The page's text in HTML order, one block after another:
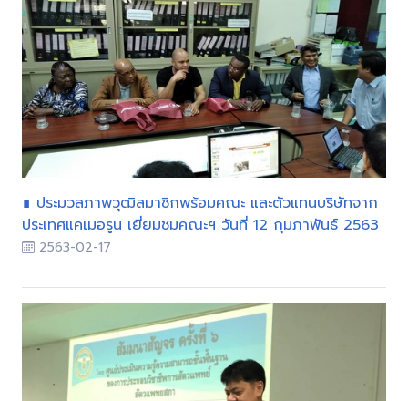
∎ ประมวลภาพวุฒิสมาชิกพร้อมคณะ และตัวแทนบริษัทจาก
ประเทศแคเมอรูน เยี่ยมชมคณะฯ วันที่ 12 กุมภาพันธ์ 2563
2563-02-17